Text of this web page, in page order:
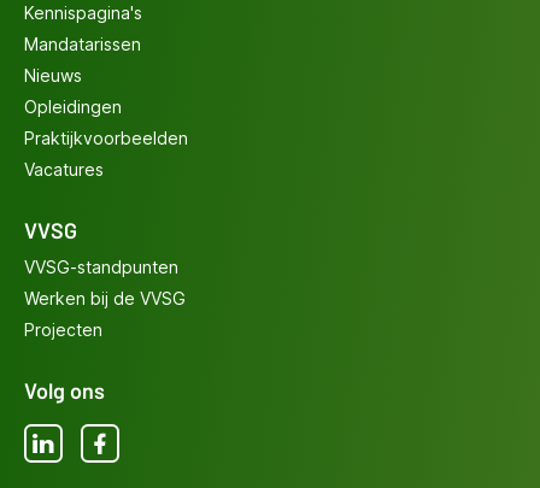
Kennispagina's
Mandatarissen
Nieuws
Opleidingen
Praktijkvoorbeelden
Vacatures
VVSG
VVSG-standpunten
Werken bij de VVSG
Projecten
Volg ons
LinkedInFacebook